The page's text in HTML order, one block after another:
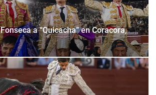
a “Quicacha” en Coracora,